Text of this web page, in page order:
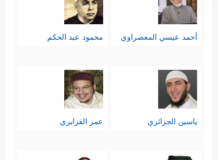
أحمد عيسي المعصراوي محمود عبد الحكم
ياسين الجزائري عمر القزابري